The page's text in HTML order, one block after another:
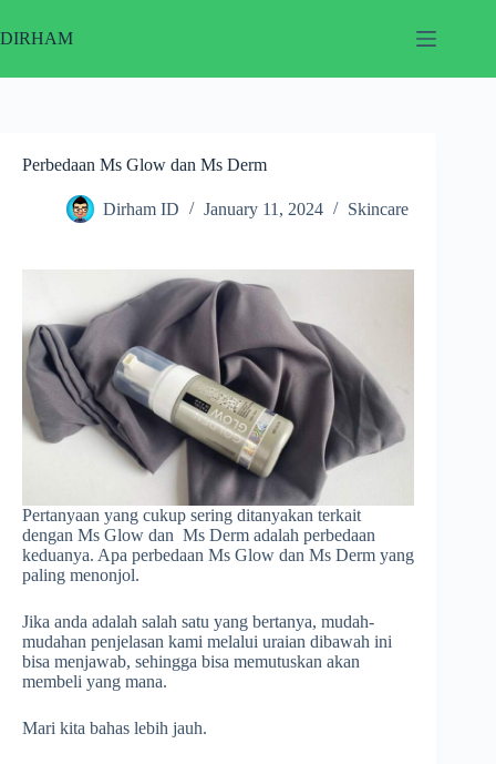
to
content
DIRHAM
Perbedaan Ms Glow dan Ms Derm
Dirham ID January 11, 2024 Skincare
Pertanyaan yang cukup sering ditanyakan terkait
dengan Ms Glow dan Ms Derm adalah perbedaan
keduanya. Apa perbedaan Ms Glow dan Ms Derm yang
paling menonjol.
Jika anda adalah salah satu yang bertanya, mudah-
mudahan penjelasan kami melalui uraian dibawah ini
bisa menjawab, sehingga bisa memutuskan akan
membeli yang mana.
Mari kita bahas lebih jauh.